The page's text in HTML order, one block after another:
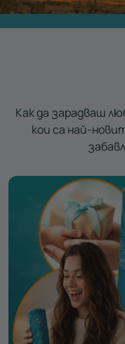
Как да зарадваш
кои са най-